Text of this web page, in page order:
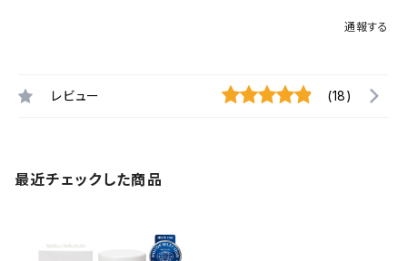
通報する
レビュー (18)
最近チェックした商品